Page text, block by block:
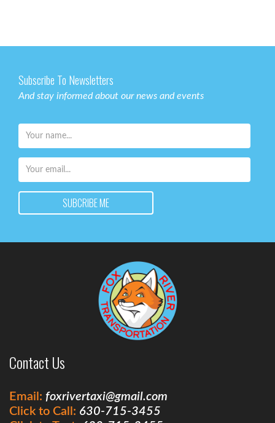
Subscribe To Newsletters
And stay informed about our news and events
Contact Us
Email: foxrivertaxi@gmail.com
Click to Call: 630-715-3455